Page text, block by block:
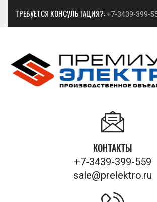
ТРЕБУЕТСЯ КОНСУЛЬТАЦИЯ?: +7-3439-399-
КОНТАКТЫ
+7-3439-399-559
sale@prelektro.ru